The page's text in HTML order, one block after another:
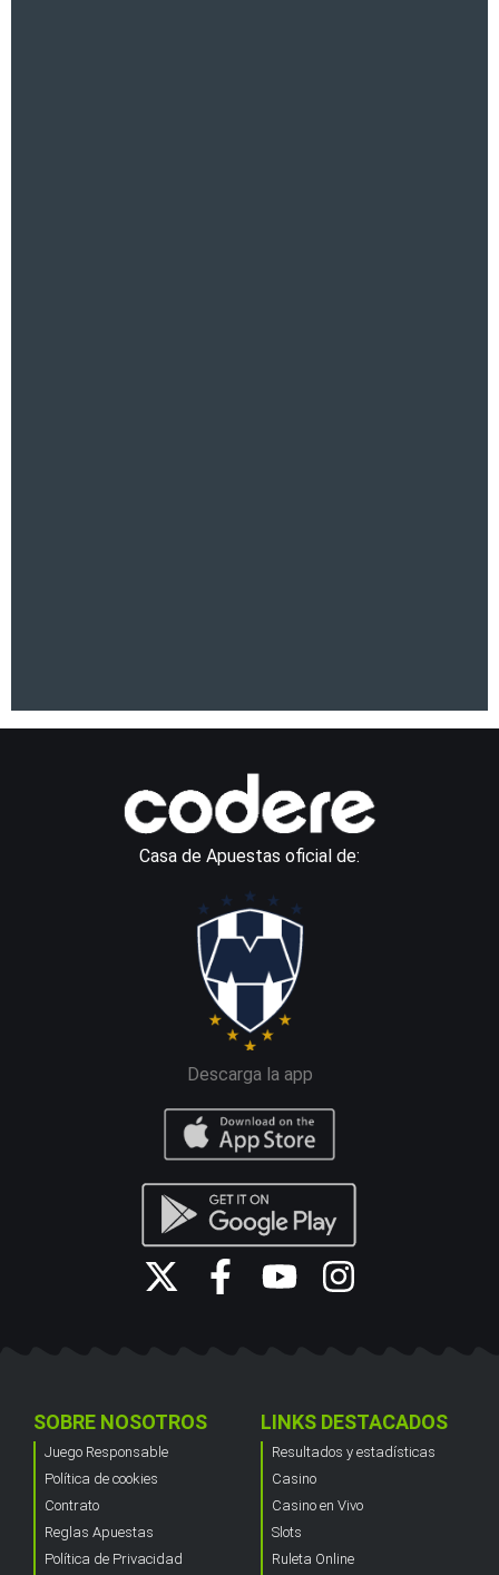
Casa de Apuestas oficial de:
Descarga la app
SOBRE NOSOTROS
Juego Responsable
Política de cookies
Contrato
Reglas Apuestas
Política de Privacidad
LINKS DESTACADOS
Resultados y estadísticas
Casino
Casino en Vivo
Slots
Ruleta Online